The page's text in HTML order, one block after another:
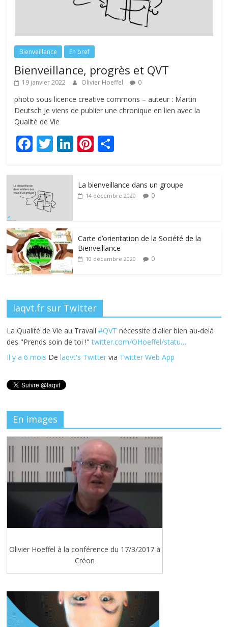
Bienveillance En bref
Bienveillance, progrès et QVT
19 janvier 2022 Olivier Hoeffel 0
photo sous licence creative commons – auteur : Martin
Deutsch Je viens de publier une chronique en lien avec la
Qualité de Vie
F
e
b
o
o
k
T
itt
er
Li
e
Pi
e g
La bienveillance dans un groupe
14 décembre 2020 0
Carte d’orientation de la Société de la
Bienveillance
10 décembre 2020 0
laqvt.fr sur Twitter
La Qualité de Vie au Travail#QVT nécessite d'aller bien au-delà
des "Prends soin de toi !"twitter.com/OHoeffel/statu…
Il y a 6 mois Delaqvt's Twitter via Twitter Web App
En images
Olivier Hoeffel à la conférence du 17/3/2017 à
Créon